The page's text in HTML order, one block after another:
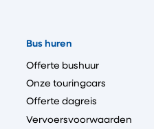
Bus huren
Offerte bushuur
Onze touringcars
Offerte dagreis
Vervoersvoorwaarden